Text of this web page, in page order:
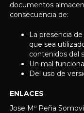
documentos
consecuencia de:
La presencia
que sea
contenidos del
Un mal
Del uso de
ENLACES
Jose Mº Peña